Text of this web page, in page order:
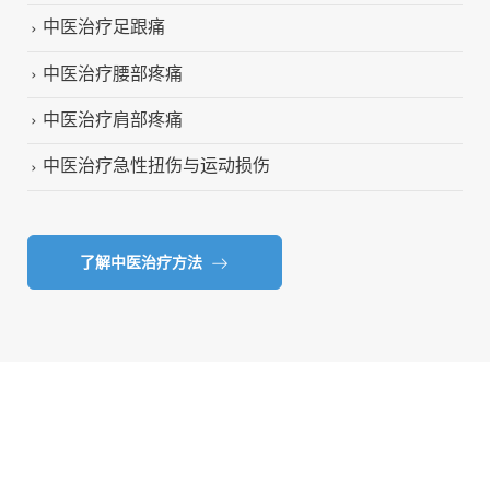
中医治疗足跟痛
中医治疗腰部疼痛
中医治疗肩部疼痛
中医治疗急性扭伤与运动损伤
了解中医治疗方法